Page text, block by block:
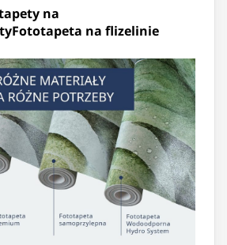
na
Fototapeta na flizelinie